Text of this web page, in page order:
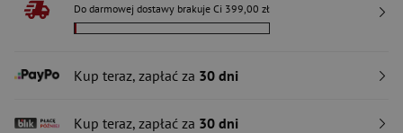
Do darmowej dostawy brakuje Ci 399,00 zł
Kup teraz, zapłać za 30 dni
Kup teraz, zapłać za 30 dni